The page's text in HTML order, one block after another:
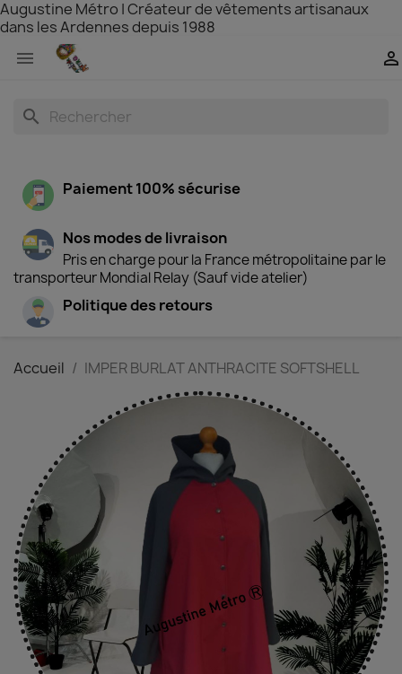
Augustine Métro | Créateur de vêtements artisanaux
dans les Ardennes depuis 1988
 
search
Paiement 100% sécurise
Nos modes de livraison
Pris en charge pour la France métropolitaine par le
transporteur Mondial Relay (Sauf vide atelier)
Politique des retours
Accueil IMPER BURLAT ANTHRACITE SOFTSHELL